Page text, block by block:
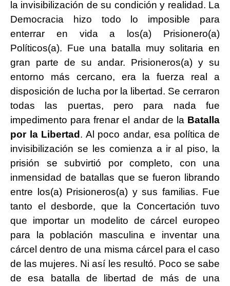
la invisibilización de su condición y realidad. La
Democracia hizo todo lo imposible para
enterrar en vida a los(a) Prisionero(a)
Políticos(a). Fue una batalla muy solitaria en
gran parte de su andar. Prisioneros(a) y su
entorno más cercano, era la fuerza real a
disposición de lucha por la libertad. Se cerraron
todas las puertas, pero para nada fue
impedimento para frenar el andar de la Batalla
por la Libertad. Al poco andar, esa política de
invisibilización se les comienza a ir al piso, la
prisión se subvirtió por completo, con una
inmensidad de batallas que se fueron librando
entre los(a) Prisioneros(a) y sus familias. Fue
tanto el desborde, que la Concertación tuvo
que importar un modelito de cárcel europeo
para la población masculina e inventar una
cárcel dentro de una misma cárcel para el caso
de las mujeres. Ni así les resultó. Poco se sabe
de esa batalla de libertad de más de una